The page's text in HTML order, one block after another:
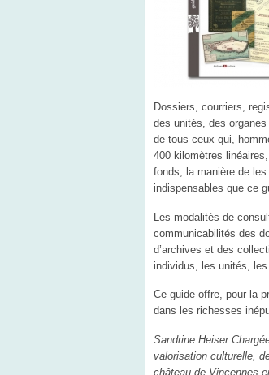
Dossiers, courriers,
des unités, des
de tous ceux qui,
400 kilomètres
fonds, la manière de
indispensables que ce
Les modalités de
communicabilités des
d’archives et des
individus, les unités,
Ce guide offre, pour la
dans les richesses
Sandrine Heiser
valorisation culturelle,
château de Vincennes